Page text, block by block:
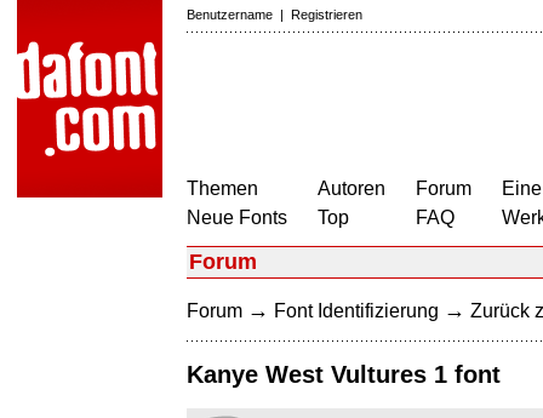
Benutzername | Registrieren
Themen
Neue Fonts
Autoren
Top
Forum
FAQ
Forum
Forum → Font Identifizierung → Zurück
Kanye West Vultures 1 font